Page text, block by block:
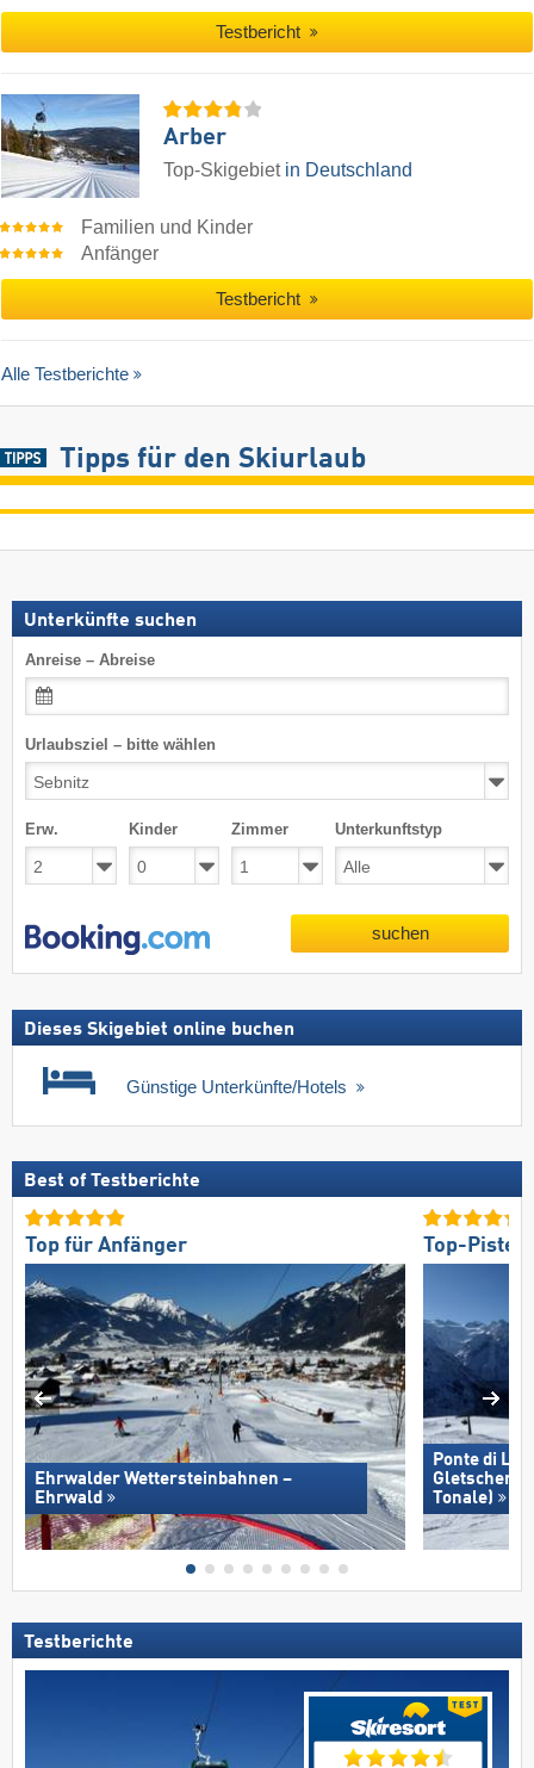
Testbericht
Arber
Top-Skigebiet in Deutschland
Familien und Kinder
Anfänger
Testbericht
Alle Testberichte
Tipps für den Skiurlaub
Unterkünfte suchen
Anreise – Abreise
Urlaubsziel – bitte wählen
Erw. Kinder Zimmer Unterkunftstyp
suchen
Dieses Skigebiet online buchen
Günstige Unterkünfte/Hotels
Best of Testberichte
Top für Anfänger
Ehrwalder Wettersteinbahnen –
Ehrwald
Top-
Ponte di
Gletscher/​
Tonale)
Testberichte